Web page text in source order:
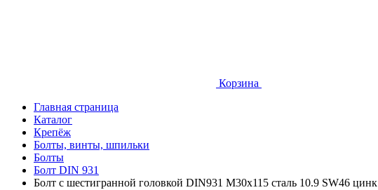
Корзина
Главная страница
Каталог
Крепёж
Болты, винты, шпильки
Болты
Болт DIN 931
Болт с шестигранной головкой DIN931 М30х115 сталь 10.9 SW46 цинк